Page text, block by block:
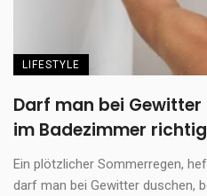
LIFESTYLE
Darf man bei Gewitter
im Badezimmer
Ein plötzlicher Sommerregen,
darf man bei Gewitter duschen,